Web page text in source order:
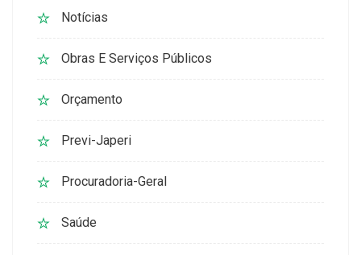
Notícias
Obras E Serviços Públicos
Orçamento
Previ-Japeri
Procuradoria-Geral
Saúde